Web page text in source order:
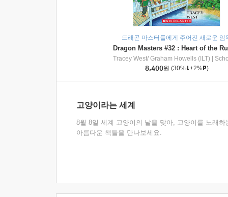
드래곤 마스터들에게 주어진 새로운 임
Tracey West/ Graham Howells (ILT)
8,400원 (30% +2% )
고양이라는 세계
8월 8일 세계 고양이의 날을 맞아, 고양이를 노래하
아름다운 책들을 만나보세요.